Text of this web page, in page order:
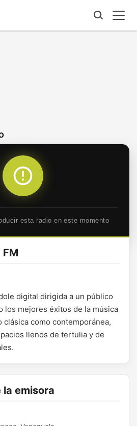
esta radio en este momento
digital dirigida a un público
los mejores éxitos de la música
como contemporánea,
llenos de tertulia y de
emisora